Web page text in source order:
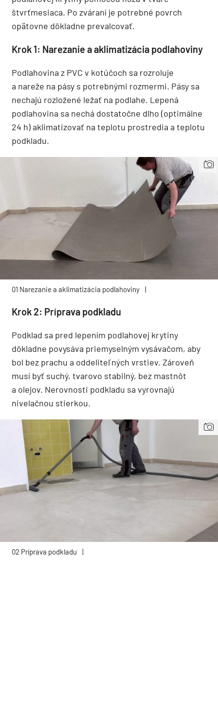
štvrťmesiaca. Po zváraní je potrebné povrch
opätovne dôkladne prevalcovať.
Krok 1: Narezanie a aklimatizácia podlahoviny
Podlahovina z PVC v kotúčoch sa rozroluje
a nareže na pásy s potrebnými rozmermi. Pásy sa
nechajú rozložené ležať na podlahe. Lepená
podlahovina sa nechá dostatočne dlho (optimálne
24 h) aklimatizovať na teplotu prostredia a teplotu
podkladu.
01 Narezanie a aklimatizácia podlahoviny |
Krok 2: Príprava podkladu
Podklad sa pred lepením podlahovej krytiny
dôkladne povysáva priemyselným vysávačom, aby
bol bez prachu a oddeliteľných vrstiev. Zároveň
musí byť suchý, tvarovo stabilný, bez mastnôt
a olejov. Nerovnosti podkladu sa vyrovnajú
nivelačnou stierkou.
02 Príprava podkladu